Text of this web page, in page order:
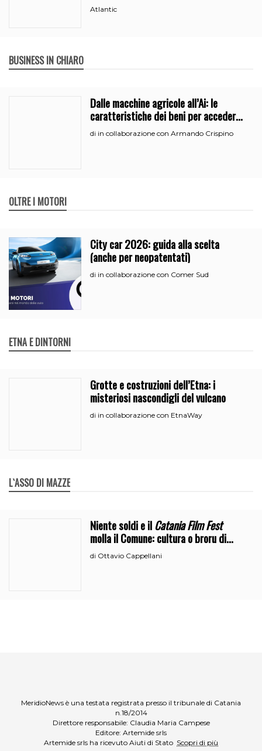
Atlantic
BUSINESS IN CHIARO
Dalle macchine agricole all’Ai: le
caratteristiche dei beni per accedere
all’iperammortamento
di in collaborazione con Armando Crispino
OLTRE I MOTORI
City car 2026: guida alla scelta
(anche per neopatentati)
di in collaborazione con Comer Sud
ETNA E DINTORNI
Grotte e costruzioni dell’Etna: i
misteriosi nascondigli del vulcano
di in collaborazione con EtnaWay
L`ASSO DI MAZZE
Niente soldi e ilCatania Film Fest
molla il Comune: cultura o broru di
ciciri?
di Ottavio Cappellani
MeridioNews è una testata registrata presso il tribunale di Catania
n.18/2014
Direttore responsabile: Claudia Maria Campese
Editore: Artemide srls
Artemide srls ha ricevuto Aiuti di Stato Scopri di più